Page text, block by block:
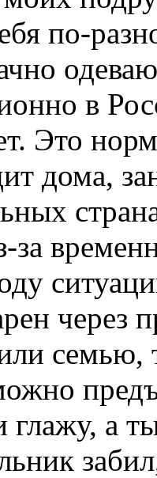
по-
в
Это
дома,
за
через
семью,
а